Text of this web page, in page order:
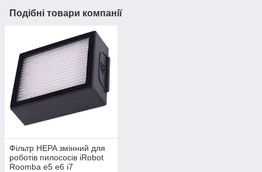
Подібні товари компанії
Фільтр HEPA змінний для
роботів пилососів iRobot
Roomba e5 e6 i7